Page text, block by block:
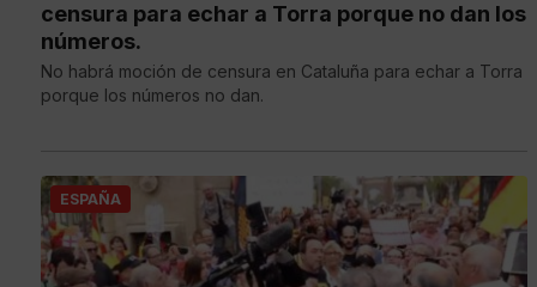
censura para echar a Torra porque no dan los
números.
No habrá moción de censura en Cataluña para echar a Torra
porque los números no dan.
ESPAÑA